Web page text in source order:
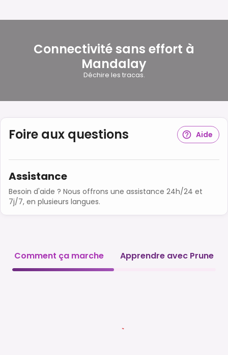
Connectivité sans effort à
Mandalay
Déchire les tracas.
Foire aux questions Aide
Assistance
Besoin d'aide ? Nous offrons une assistance 24h/24 et
7j/7, en plusieurs langues.
Comment ça marche Apprendre avec Prune